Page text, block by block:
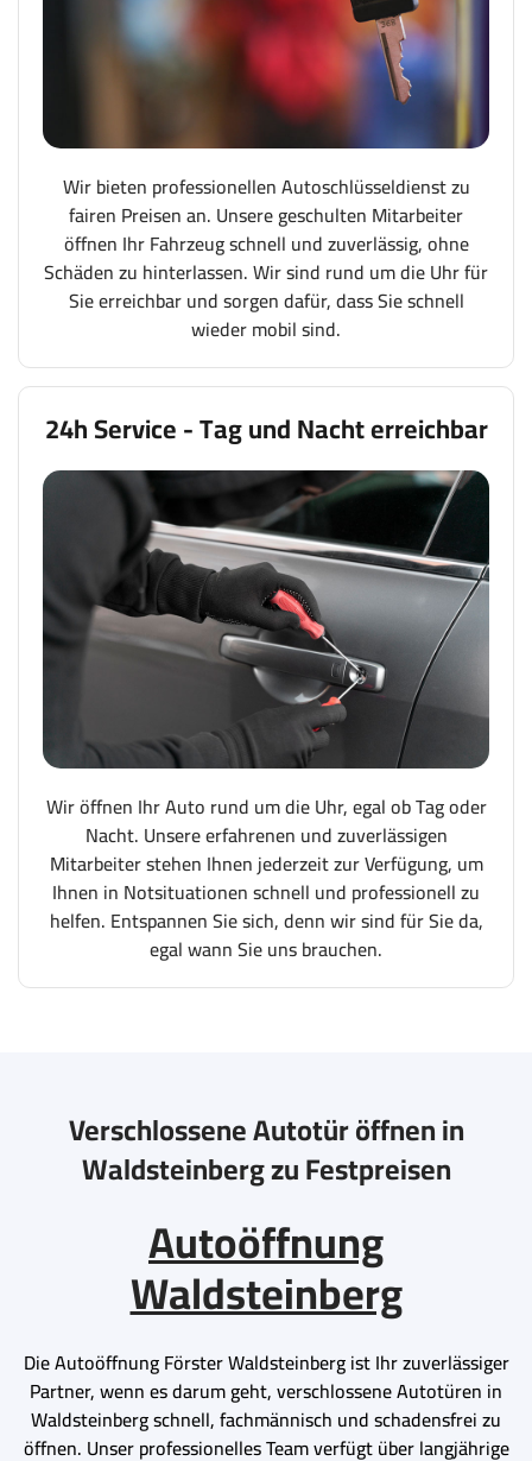
Wir bieten professionellen Autoschlüsseldienst zu
fairen Preisen an. Unsere geschulten Mitarbeiter
öffnen Ihr Fahrzeug schnell und zuverlässig, ohne
Schäden zu hinterlassen. Wir sind rund um die Uhr für
Sie erreichbar und sorgen dafür, dass Sie schnell
wieder mobil sind.
24h Service - Tag und Nacht erreichbar
Wir öffnen Ihr Auto rund um die Uhr, egal ob Tag oder
Nacht. Unsere erfahrenen und zuverlässigen
Mitarbeiter stehen Ihnen jederzeit zur Verfügung, um
Ihnen in Notsituationen schnell und professionell zu
helfen. Entspannen Sie sich, denn wir sind für Sie da,
egal wann Sie uns brauchen.
Verschlossene Autotür öffnen in
Waldsteinberg zu Festpreisen
Autoöffnung
Waldsteinberg
Die Autoöffnung Förster Waldsteinberg ist Ihr zuverlässiger
Partner, wenn es darum geht, verschlossene Autotüren in
Waldsteinberg schnell, fachmännisch und schadensfrei zu
öffnen. Unser professionelles Team verfügt über langjährige